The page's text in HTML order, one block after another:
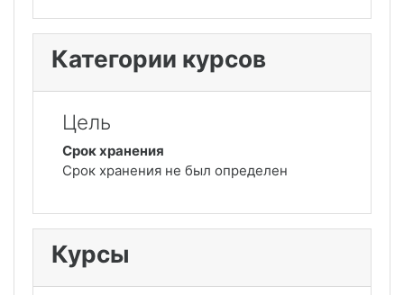
Категории курсов
Цель
Срок хранения
Срок хранения не был определен
Курсы